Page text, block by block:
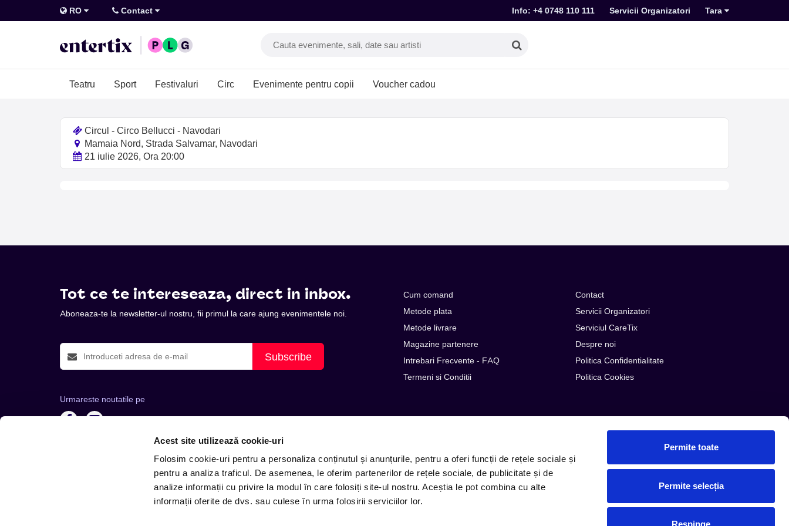
Acest site utilizează cookie-uri
Folosim cookie-uri pentru a personaliza conținutul și anunțurile, pentru a oferi funcții de rețele sociale și
pentru a analiza traficul. De asemenea, le oferim partenerilor de rețele sociale, de publicitate și de
analize informații cu privire la modul în care folosiți site-ul nostru. Aceștia le pot combina cu alte
informații oferite de dvs. sau culese în urma folosirii serviciilor lor.
Permite toate
Permite selecția
Respinge
RO Contact Info: +4 0748 110 111 Servicii Organizatori Tara
Teatru Sport Festivaluri Circ Evenimente pentru copii Voucher cadou
Circul - Circo Bellucci - Navodari
Mamaia Nord, Strada Salvamar, Navodari
21 iulie 2026, Ora 20:00
Tot ce te intereseaza, direct in inbox.
Aboneaza-te la newsletter-ul nostru, fii primul la care ajung evenimentele noi.
Subscribe
Urmareste noutatile pe
Cum comand
Metode plata
Metode livrare
Magazine partenere
Intrebari Frecvente - FAQ
Termeni si Conditii
Contact
Servicii Organizatori
Serviciul CareTix
Despre noi
Politica Confidentialitate
Politica Cookies
Telefon: +4 0748 110 111 (Luni - Vineri 12.00-16.00) | E-mail: contact@entertix.ro © Copyright 2026 PLG ROMANIA